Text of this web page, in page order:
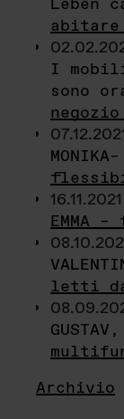
abitare
I
sono
negozio
letti da
Archivio